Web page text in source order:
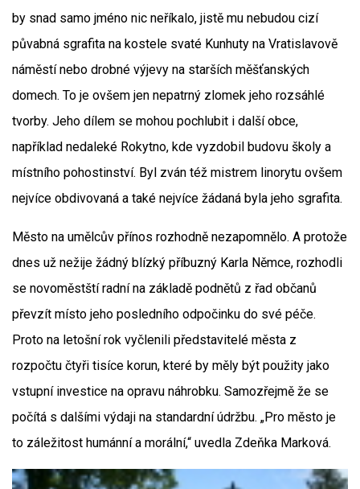
by snad samo jméno nic neříkalo, jistě mu nebudou cizí
půvabná sgrafita na kostele svaté Kunhuty na Vratislavově
náměstí nebo drobné výjevy na starších měšťanských
domech. To je ovšem jen nepatrný zlomek jeho rozsáhlé
tvorby. Jeho dílem se mohou pochlubit i další obce,
například nedaleké Rokytno, kde vyzdobil budovu školy a
místního pohostinství. Byl zván též mistrem linorytu ovšem
nejvíce obdivovaná a také nejvíce žádaná byla jeho sgrafita.
Město na umělcův přínos rozhodně nezapomnělo. A protože
dnes už nežije žádný blízký příbuzný Karla Němce, rozhodli
se novoměstští radní na základě podnětů z řad občanů
převzít místo jeho posledního odpočinku do své péče.
Proto na letošní rok vyčlenili představitelé města z
rozpočtu čtyři tisíce korun, které by měly být použity jako
vstupní investice na opravu náhrobku. Samozřejmě že se
počítá s dalšími výdaji na standardní údržbu. „Pro město je
to záležitost humánní a morální,“ uvedla Zdeňka Marková.